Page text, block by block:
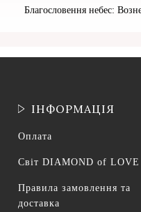
Благословення небес:
ІНФОРМАЦІЯ
Оплата
Світ DIAMOND of LOVE
Правила замовлення та
доставка